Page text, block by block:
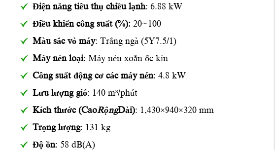
Điện năng tiêu thụ chiều lạnh: 6.88 kW
Điều khiển công suất (%):20~100
Màu sắc vỏ máy: Trắng ngà (5Y7.5/1)
Máy nén loại: Máy nén xoắn ốc kín
Công suất động cơ các máy nén: 4.8 kW
Lưu lượng gió: 140 m³/phút
Kích thước (CaoRộngDài): 1,430×940×320 mm
Trọng lượng: 131 kg
Độ ồn: 58 dB(A)